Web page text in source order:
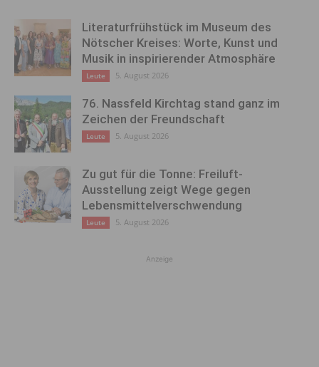
Literaturfrühstück im Museum des
Nötscher Kreises: Worte, Kunst und
Musik in inspirierender Atmosphäre
Leute 5. August 2026
76. Nassfeld Kirchtag stand ganz im
Zeichen der Freundschaft
Leute 5. August 2026
Zu gut für die Tonne: Freiluft-
Ausstellung zeigt Wege gegen
Lebensmittelverschwendung
Leute 5. August 2026
Anzeige